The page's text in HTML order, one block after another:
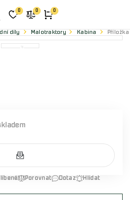
0 0 0
díly Malotraktory Kabina Příložka
Porovnat Dotaz Hlídat